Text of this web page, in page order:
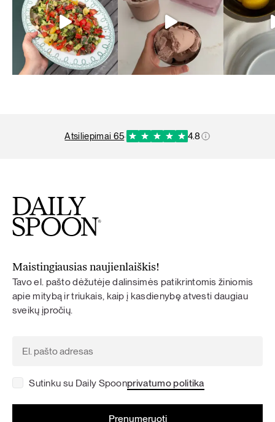
atsiliepimai 65· 4.8
Maistingiausias naujienlaiškis!
Tavo el. pašto dėžutėje dalinsimės patikrintomis žiniomis
apie mitybą ir triukais, kaip į kasdienybę atvesti daugiau
sveikų įpročių.
Sutinku su Daily Spoonprivatumo politika